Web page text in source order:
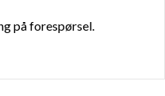
på forespørsel.